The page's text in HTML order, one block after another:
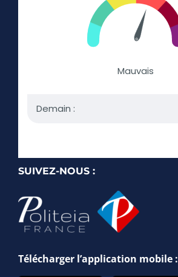
SUIVEZ-NOUS :
Télécharger l’application mobile :